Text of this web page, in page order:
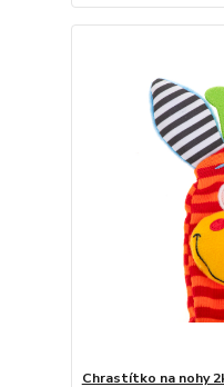
Chrastítko na nohy